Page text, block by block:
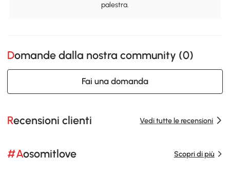
palestra.
Domande dalla nostra community (0)
Fai una domanda
Recensioni clienti Vedi tutte le recensioni
#Aosomitlove Scopri di più